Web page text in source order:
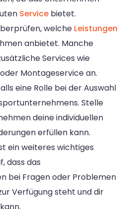
Service bietet.
welche Leistungen
anbietet. Manche
Services wie
Montageservice an.
eine Rolle bei der Auswahl
Stelle
deine individuellen
erfüllen kann.
ein weiteres wichtiges
dass das
bei Fragen oder Problemen
Verfügung steht und dir